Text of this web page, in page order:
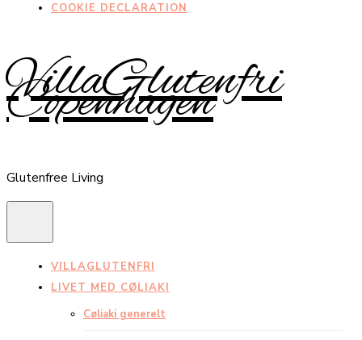
COOKIE DECLARATION
VillaGlutenfri
Copenhagen
Glutenfree Living
VILLAGLUTENFRI
LIVET MED CØLIAKI
Cøliaki generelt